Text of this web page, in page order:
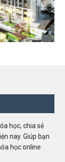
học, chia sẻ
nay. Giúp bạn
học online